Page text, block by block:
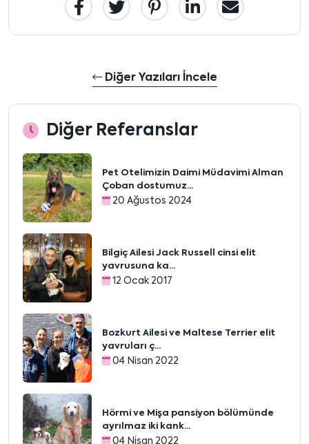
Diğer Yazıları İncele
Diğer Referanslar
Pet Otelimizin Daimi Müdavimi Alman
Çoban dostumuz...
20 Ağustos 2024
Bilgiç Ailesi Jack Russell cinsi elit
yavrusuna ka...
12 Ocak 2017
Bozkurt Ailesi ve Maltese Terrier elit
yavruları ç...
04 Nisan 2022
Hörmi ve Mişa pansiyon bölümünde
ayrılmaz iki kank...
04 Nisan 2022